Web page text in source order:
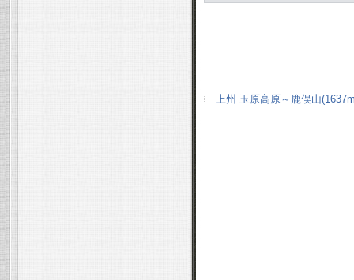
上州 玉原高原～鹿俣山